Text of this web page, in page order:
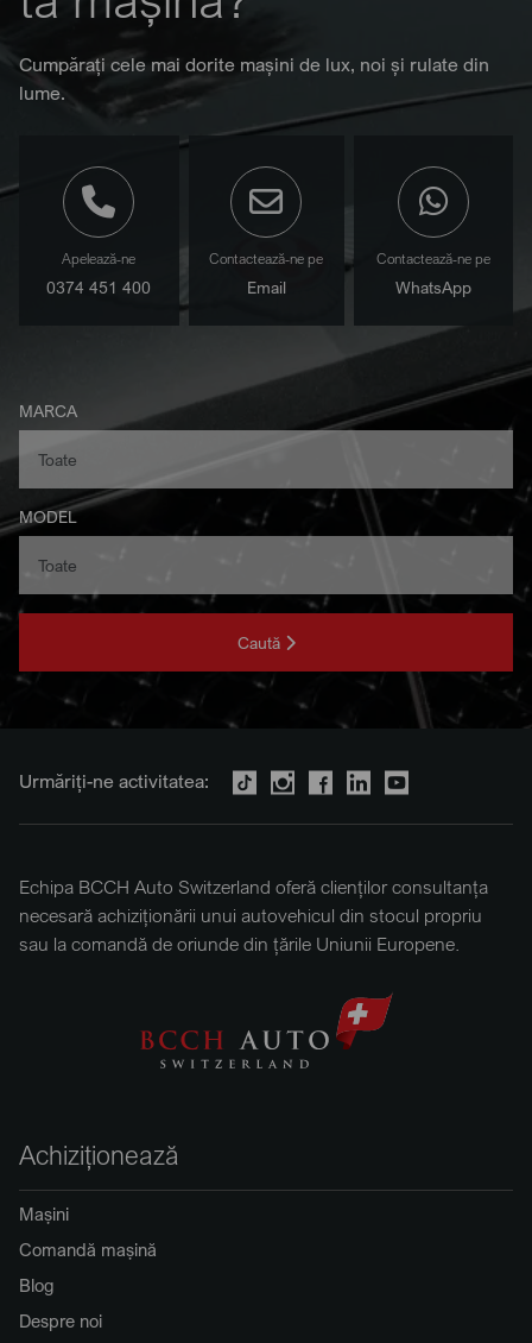
Cumpărați cele mai dorite mașini de lux, noi și rulate din
lume.
Apelează-ne
0374 451 400
Contactează-ne pe
Email
Contactează-ne pe
WhatsApp
MARCA
MODEL
Caută
Urmăriți-ne activitatea:
Echipa BCCH Auto Switzerland oferă clienților consultanța
necesară achiziționării unui autovehicul din stocul propriu
sau la comandă de oriunde din țările Uniunii Europene.
Achiziționează
Mașini
Comandă mașină
Blog
Despre noi